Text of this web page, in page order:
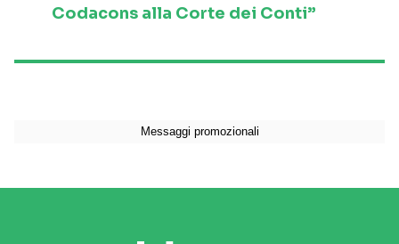
Codacons alla Corte dei Conti”